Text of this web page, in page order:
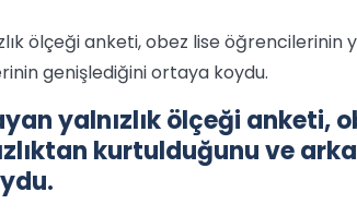
ölçeği anketi, obez lise öğrencilerinin
genişlediğini ortaya koydu.
yalnızlık ölçeği anketi,
kurtulduğunu ve